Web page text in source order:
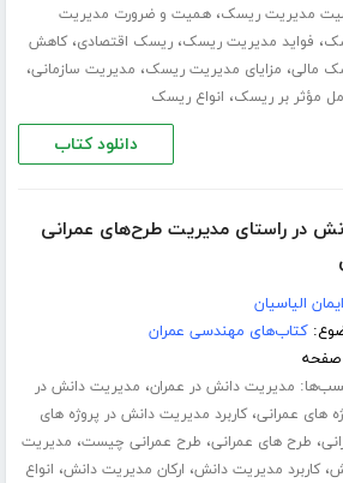
مدیریت ریسک،همیت و ضرورت مدیریت
، فواید مدیریت ریسک،ریسک اقتصادی،کاهش
مالی، مزایای مدیریت ریسک، مدیریت سازمانی،
مؤثر بر ریسک، انواع ریسک
دانلود کتاب
در راستای مدیریت طرح‌های عمرانی
ایمان الیاسیان
کتاب‌های مهندسی عمران
مدیریت دانش در عمران، مدیریت دانش در
های عمرانی،کاربرد مدیریت دانش در پروژه های
، طرح های عمرانی، طرح عمرانی چیست، مدیریت
،کاربرد مدیریت دانش، ارکان مدیریت دانش، انواع